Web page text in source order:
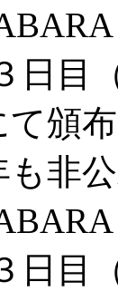
日目
て頒
も非
日目